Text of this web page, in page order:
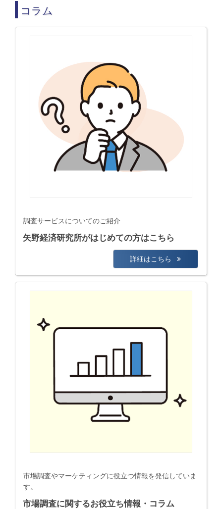
コラム
調査サービスについてのご紹介
矢野経済研究所がはじめての方はこちら
詳細はこちら
市場調査やマーケティングに役立つ情報を発信していま
す。
市場調査に関するお役立ち情報・コラム